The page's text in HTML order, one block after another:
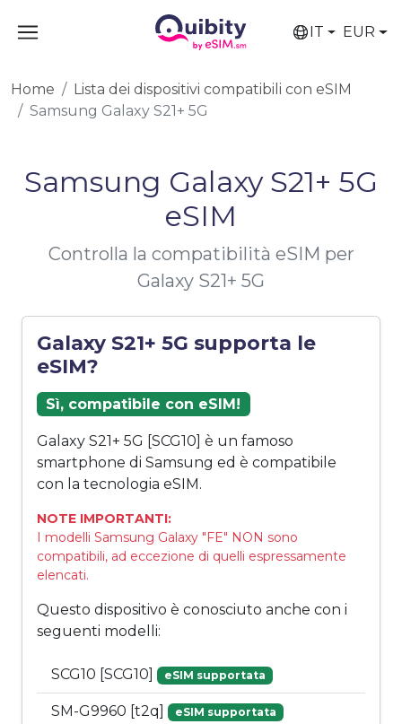
IT EUR
Home
Lista dei dispositivi compatibili con eSIM
Samsung Galaxy S21+ 5G
Samsung Galaxy S21+ 5G
eSIM
Controlla la compatibilità eSIM per
Galaxy S21+ 5G
Galaxy S21+ 5G supporta le
eSIM?
Sì, compatibile con eSIM!
Galaxy S21+ 5G [SCG10] è un famoso
smartphone di Samsung ed è compatibile
con la tecnologia eSIM.
NOTE IMPORTANTI:
I modelli Samsung Galaxy "FE" NON sono
compatibili, ad eccezione di quelli espressamente
elencati.
Questo dispositivo è conosciuto anche con i
seguenti modelli:
SCG10 [SCG10] eSIM supportata
SM-G9960 [t2q] eSIM supportata